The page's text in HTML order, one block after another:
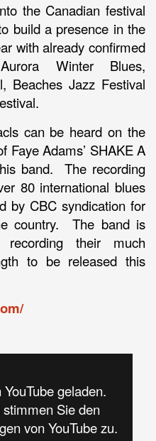
the Canadian festival
build a presence in the
with already confirmed
Winter Blues,
Beaches Jazz Festival
can be heard on the
Faye Adams’ SHAKE A
band. The recording
80 international blues
by CBC syndication for
country. The band is
their much
to be released this
geladen.
Sie den
von YouTube zu.